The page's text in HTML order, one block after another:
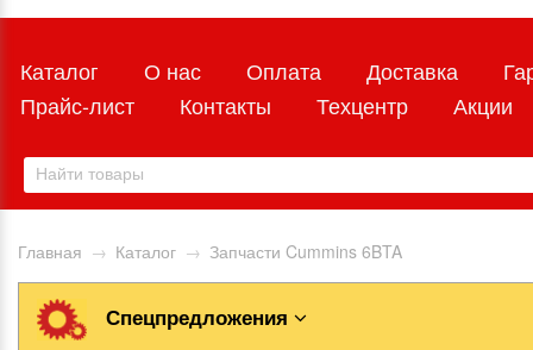
Каталог О нас Оплата Доставка
Прайс-лист
Контакты Техцентр Акции
Главная → Каталог → Запчасти Cummins 6BTA
Спецпредложения